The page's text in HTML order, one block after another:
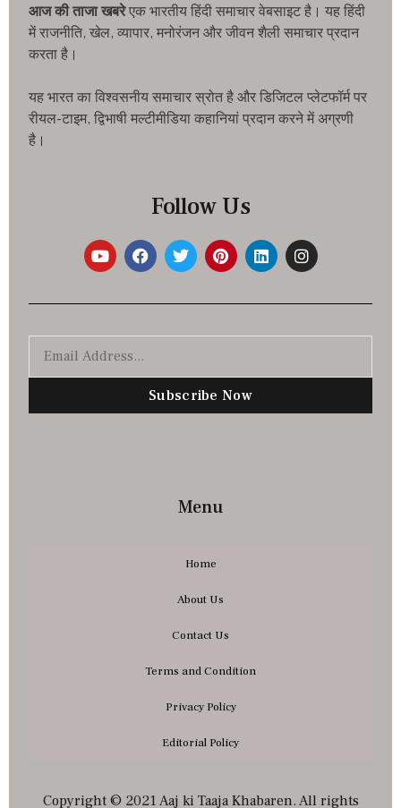
आज की ताजा खबरेएक भारतीय हिंदी समाचार वेबसाइट है। यह हिंदी
में राजनीति, खेल, व्यापार, मनोरंजन और जीवन शैली समाचार प्रदान
करता है।
यह भारत का विश्वसनीय समाचार स्रोत है और डिजिटल प्लेटफॉर्म पर
रीयल-टाइम, द्विभाषी मल्टीमीडिया कहानियां प्रदान करने में अग्रणी
है।
Follow Us
Subscribe Now
Menu
Home
About Us
Contact Us
Terms and Condition
Privacy Policy
Editorial Policy
Copyright © 2021 Aaj ki Taaja Khabaren. All rights